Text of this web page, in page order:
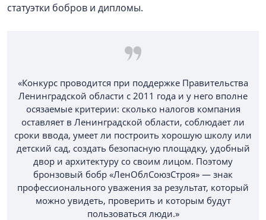
статуэтки бобров и дипломы.
«Конкурс проводится при поддержке Правительства
Ленинградской области с 2011 года и у него вполне
осязаемые критерии: сколько налогов компания
оставляет в Ленинградской области, соблюдает ли
сроки ввода, умеет ли построить хорошую школу или
детский сад, создать безопасную площадку, удобный
двор и архитектуру со своим лицом. Поэтому
бронзовый бобр «ЛенОблСоюзСтроя» — знак
профессионального уважения за результат, который
можно увидеть, проверить и которым будут
пользоваться люди.»